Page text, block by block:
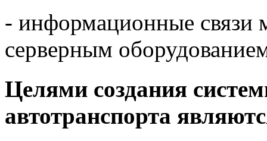
- информационные связи
серверным
Целями создания
автотранспорта